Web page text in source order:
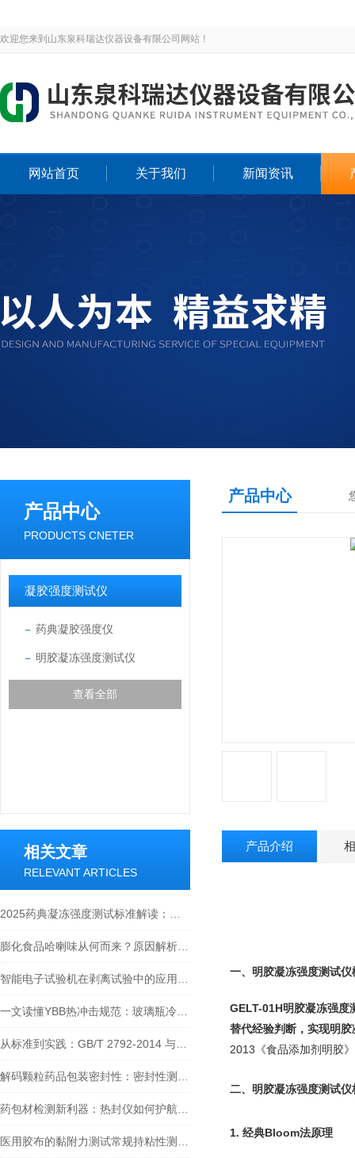
欢迎您来到山东泉科瑞达仪器设备有限公司网站！
网站首页 关于我们 新闻资讯
产品中心
PRODUCTS CNETER
凝胶强度测试仪
药典凝胶强度仪
明胶凝冻强度测试仪
查看全部
相关文章
RELEVANT ARTICLES
产品中心
产品介绍
一、 明胶凝冻强度测试仪
GELT-01H明胶凝冻强度
替代经验判断，实现明
2013《食品添加剂明胶
二、 明胶凝冻强度测试仪
1. 经典Bloom法原理